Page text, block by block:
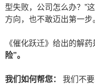
型失败，公司怎么办？”
方向，也不敢迈出第一步
《催化跃迁》给出的解药
险”。
我们如何帮您：
我们不